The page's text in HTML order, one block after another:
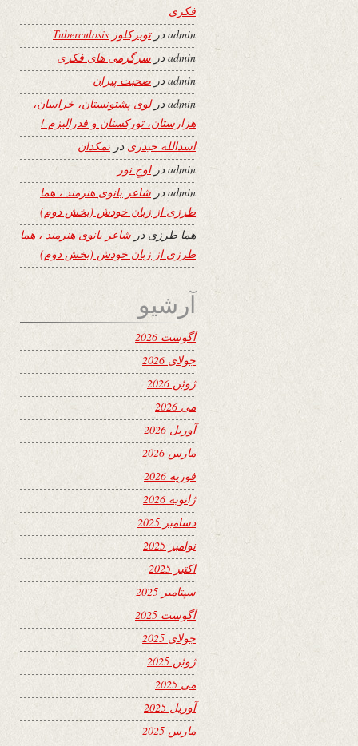
فکری
adminدرتوبرکلوز Tuberculosis
adminدر سرگرمی های فکری
adminدر صحبت پیران
adminدرلوی پشتونستان، خراسان،
هزارستان، تورکستان و فدرالیزم !
اسدالله حیدری درنمکدان
adminدراوجِ نور
adminدر شاعر بانوی هنرمند ، هما
طرزی از زبان خودش (بخش دوم)
هما طرزی در شاعر بانوی هنرمند ، هما
طرزی از زبان خودش (بخش دوم)
آرشیو
آگوست 2026
جولای 2026
ژوئن 2026
می 2026
آوریل 2026
مارس 2026
فوریه 2026
ژانویه 2026
دسامبر 2025
نوامبر 2025
اکتبر 2025
سپتامبر 2025
آگوست 2025
جولای 2025
ژوئن 2025
می 2025
آوریل 2025
مارس 2025